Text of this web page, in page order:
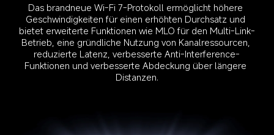
Das brandneue Wi-Fi 7-Protokoll ermöglicht höhere
Geschwindigkeiten für einen erhöhten Durchsatz und
bietet erweiterte Funktionen wie MLO für den Multi-Link-
Betrieb, eine gründliche Nutzung von Kanalressourcen,
reduzierte Latenz, verbesserte Anti-Interference-
Funktionen und verbesserte Abdeckung über längere
Distanzen.